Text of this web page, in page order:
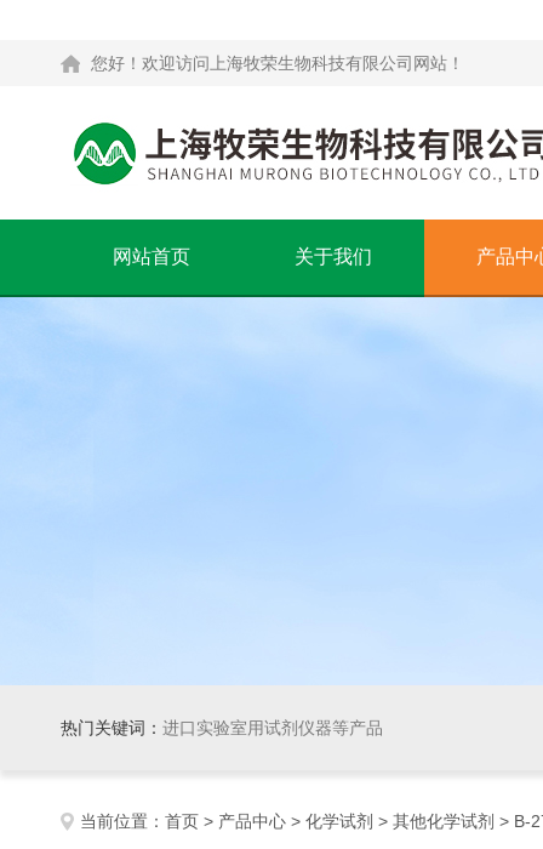
您好！欢迎访问上海牧荣生物科技有限公司网站！
网站首页 关于我们 产品中
热门关键词： 进口实验室用试剂仪器等产品
当前位置： 首页 > 产品中心 > 化学试剂 > 其他化学试剂 > B-